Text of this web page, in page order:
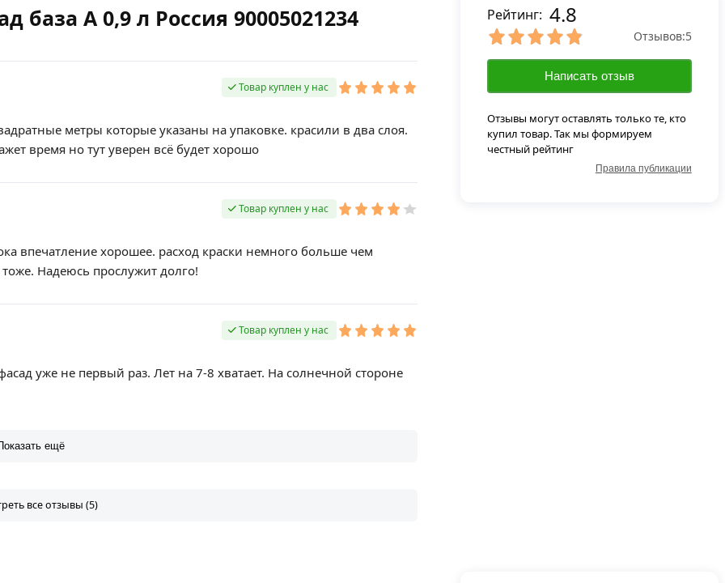
база А 0,9 л Россия 90005021234
Товар куплен у нас
метры которые указаны на упаковке. красили в два слоя.
время но тут уверен всё будет хорошо
Товар куплен у нас
впечатление хорошее. расход краски немного больше чем
Надеюсь прослужит долго!
Товар куплен у нас
уже не первый раз. Лет на 7-8 хватает. На солнечной стороне
ещё
все отзывы (5)
Рейтинг: 4.8
Отзывов:5
Написать отзыв
Отзывы могут оставлять только те, кто
купил товар. Так мы формируем
честный рейтинг
Правила публикации